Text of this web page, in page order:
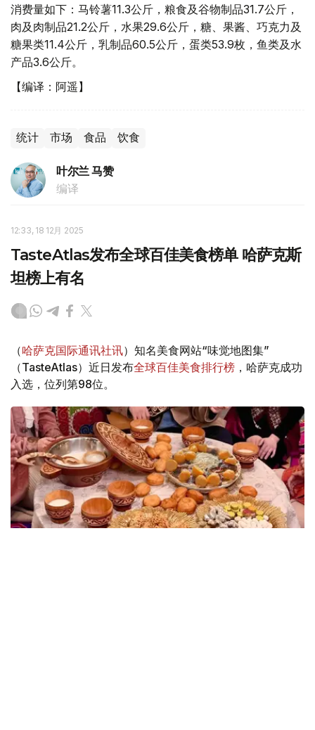
消费量如下：马铃薯11.3公斤，粮食及谷物制品31.7公斤，
肉及肉制品21.2公斤，水果29.6公斤，糖、果酱、巧克力及
糖果类11.4公斤，乳制品60.5公斤，蛋类53.9枚，鱼类及水
产品3.6公斤。
【编译：阿遥】
统计 市场 食品 饮食
叶尔兰 马赞
编译
12:33, 18 12月 2025
TasteAtlas发布全球百佳美食榜单 哈萨克斯
坦榜上有名
（哈萨克国际通讯社讯）知名美食网站“味觉地图集”
（TasteAtlas）近日发布全球百佳美食排行榜 ，哈萨克成功
入选，位列第98位。